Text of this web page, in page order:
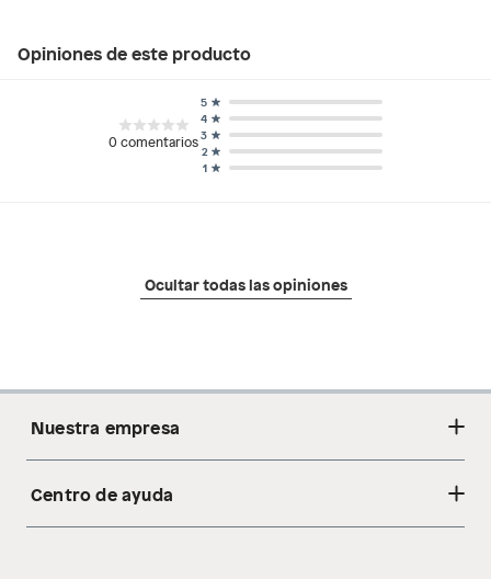
Opiniones de este producto
0comentarios
1
2
3
4
5
Ocultar todas las opiniones
Nuestra empresa
Acerca de nosotros
Centro de ayuda